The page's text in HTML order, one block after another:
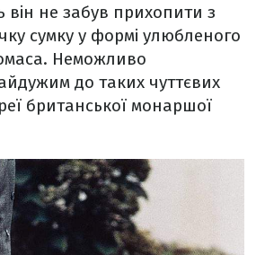
він не забув прихопити з
сумку у формі улюбленого
Неможливо
до таких чуттєвих
британської монаршої